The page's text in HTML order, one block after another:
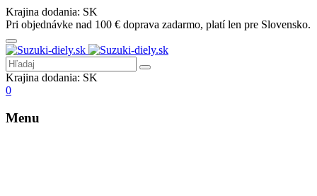
Krajina dodania: SK
Pri objednávke nad 100 € doprava zadarmo, platí len pre Slovensko.
Krajina dodania: SK
0
Menu